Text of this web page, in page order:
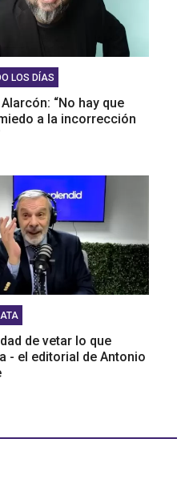
LOS DÍAS
“No hay que
a la incorrección
de vetar lo que
- el editorial de Antonio